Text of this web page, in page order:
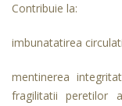
Contribuie la:
imbunatatirea
mentinerea
fragilitatii peretilor